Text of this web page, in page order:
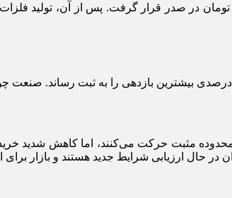
مثبت حرکت می‌کنند، اما کاهش شدید
ارزیابی شرایط جدید هستند و بازار برای